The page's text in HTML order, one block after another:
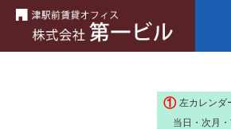
① 左カレンダ
当日・次月・